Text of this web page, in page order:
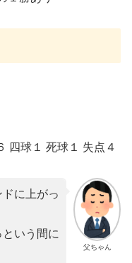
四球１ 死球１ 失点４
父ちゃん
に上がっ
いう間に